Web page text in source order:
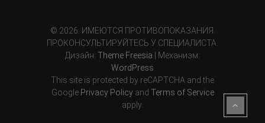
© 2026. ИМЕЮТСЯ ПРОТИВОПОКАЗАНИЯ.
ПРОКОНСУЛЬТИРУЙТЕСЬ У СПЕЦИАЛИСТА.
Дизайн: Theme Freesia | Механизм:
WordPress
This site is protected by reCAPTCHA and the
Google Privacy Policyand Terms of Service
apply.